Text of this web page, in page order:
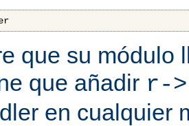
que su módulo
que añadir r-
en cualquier